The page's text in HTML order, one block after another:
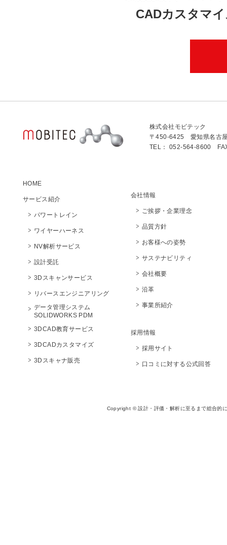
CADカスタマ
株式会社モビテック
〒450-6425 愛知県名古
TEL： 052-564-8600
HOME
サービス紹介
パワートレイン
ワイヤーハーネス
NV解析サービス
設計受託
3Dスキャンサービス
リバースエンジニアリング
データ管理システム
SOLIDWORKS PDM
3DCAD教育サービス
3DCADカスタマイズ
3Dスキャナ販売
会社情報
ご挨拶・企業理念
品質方針
お客様への姿勢
サステナビリティ
会社概要
沿革
事業所紹介
採用情報
採用サイト
口コミに対する公式回答
Copyright © 設計・評価・解析に至るまで総合的